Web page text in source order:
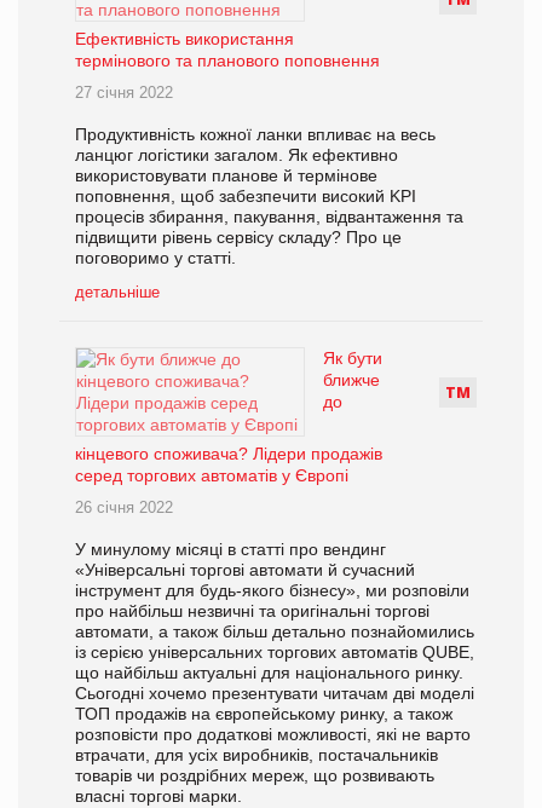
Ефективність використання
термінового та планового поповнення
27 січня 2022
Продуктивність кожної ланки впливає на весь
ланцюг логістики загалом. Як ефективно
використовувати планове й термінове
поповнення, щоб забезпечити високий KPI
процесів збирання, пакування, відвантаження та
підвищити рівень сервісу складу? Про це
поговоримо у статті.
детальніше
ТМ
Як бути
ближче
до
кінцевого споживача? Лідери продажів
серед торгових автоматів у Європі
26 січня 2022
У минулому місяці в статті про вендинг
«Універсальні торгові автомати й сучасний
інструмент для будь-якого бізнесу», ми розповіли
про найбільш незвичні та оригінальні торгові
автомати, а також більш детально познайомились
із серією універсальних торгових автоматів QUBE,
що найбільш актуальні для національного ринку.
Сьогодні хочемо презентувати читачам дві моделі
ТОП продажів на європейському ринку, а також
розповісти про додаткові можливості, які не варто
втрачати, для усіх виробників, постачальників
товарів чи роздрібних мереж, що розвивають
власні торгові марки.